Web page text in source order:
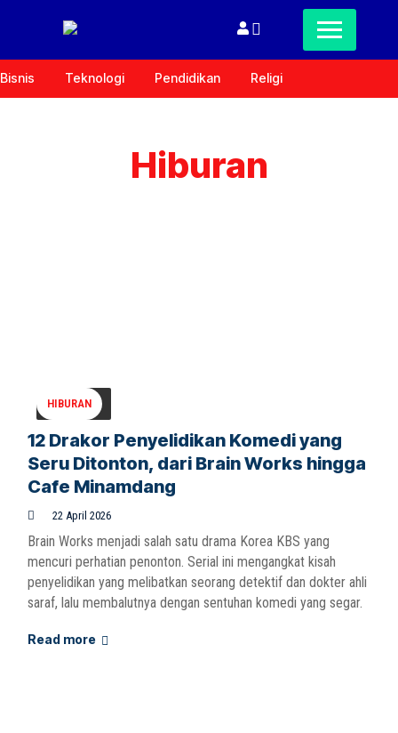
Bisnis Teknologi Pendidikan Religi
Hiburan
HIBURAN
12 Drakor Penyelidikan Komedi yang
Seru Ditonton, dari Brain Works hingga
Cafe Minamdang
22 April 2026
Brain Works menjadi salah satu drama Korea KBS yang
mencuri perhatian penonton. Serial ini mengangkat kisah
penyelidikan yang melibatkan seorang detektif dan dokter ahli
saraf, lalu membalutnya dengan sentuhan komedi yang segar.
Read more